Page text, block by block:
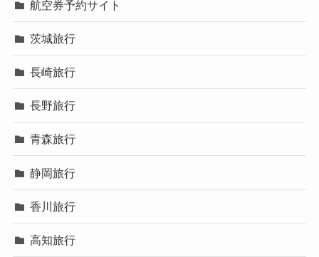
航空券予約サイト
茨城旅行
長崎旅行
長野旅行
青森旅行
静岡旅行
香川旅行
高知旅行